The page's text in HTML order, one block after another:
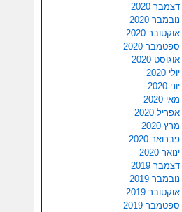
דצמבר 2020
נובמבר 2020
אוקטובר 2020
ספטמבר 2020
אוגוסט 2020
יולי 2020
יוני 2020
מאי 2020
אפריל 2020
מרץ 2020
פברואר 2020
ינואר 2020
דצמבר 2019
נובמבר 2019
אוקטובר 2019
ספטמבר 2019